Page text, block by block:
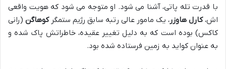
با قدرت تله پاتی، آشنا می شود. او متوجه می شود که هویت واقعی
اش،کارل هاوزر، یک مامور عالی رتبه سابق رژیم ستمگرکوهاگن (رانی
کاکس) بوده است که به دلیل تغییر عقیده، خاطراتش پاک شده و
به عنوان کواید به زمین فرستاده شده بود.